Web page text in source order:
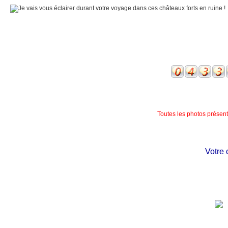
Toutes les photos
Votre